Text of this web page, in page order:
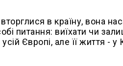
в країну, вона
питання: виїхати чи
Європі, але її життя - у